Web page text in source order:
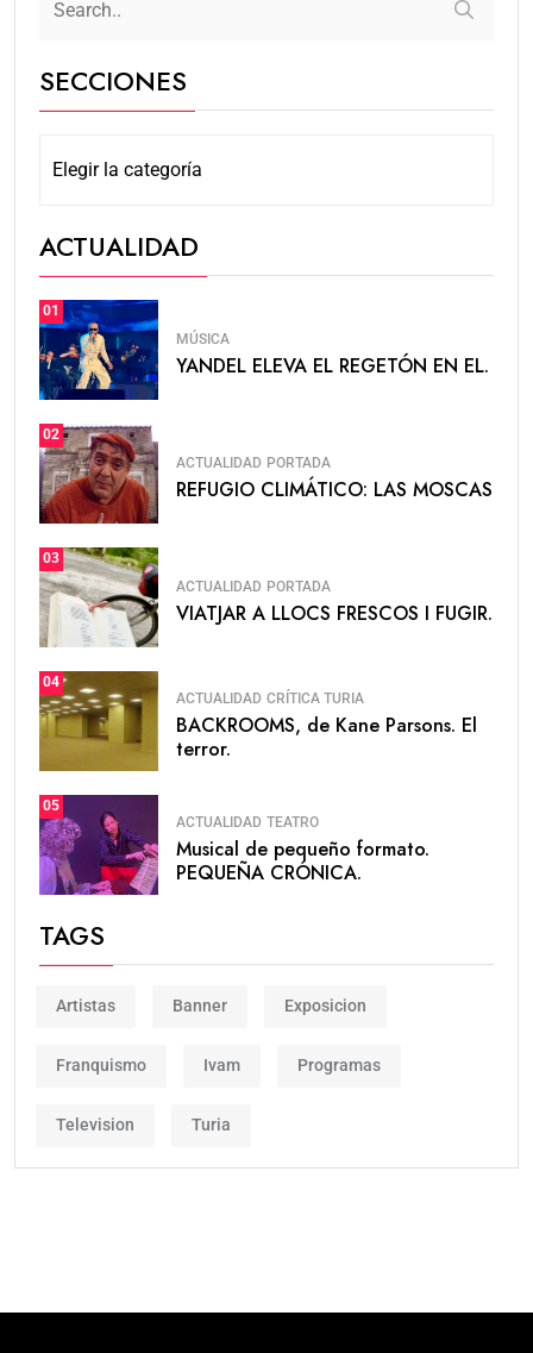
SECCIONES
ACTUALIDAD
01
MÚSICA
YANDEL ELEVA EL REGETÓN EN EL.
02
ACTUALIDAD PORTADA
REFUGIO CLIMÁTICO: LAS MOSCAS
03
ACTUALIDAD PORTADA
VIATJAR A LLOCS FRESCOS I FUGIR.
04
ACTUALIDAD CRÍTICA TURIA
BACKROOMS, de Kane Parsons. El
terror.
05
ACTUALIDAD TEATRO
Musical de pequeño formato.
PEQUEÑA CRÓNICA.
TAGS
Artistas Banner Exposicion
Franquismo Ivam Programas
Television Turia